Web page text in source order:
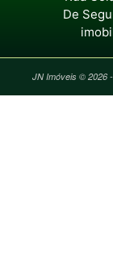
De
JN Imóveis © 2026